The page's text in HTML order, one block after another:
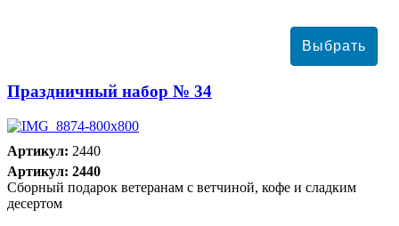
Праздничный набор № 34
Артикул: 2440
Артикул: 2440
Сборный подарок ветеранам с ветчиной, кофе и сладким
десертом